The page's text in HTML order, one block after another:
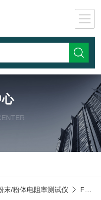
末/粉体电阻率测试仪 FTDZ-I-粉末电阻率测试仪